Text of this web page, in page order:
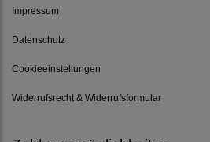
Impressum
Datenschutz
Cookieeinstellungen
Widerrufsrecht & Widerrufsformular